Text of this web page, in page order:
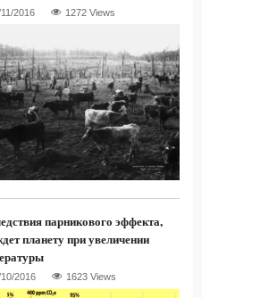
1272 Views
парникового эффекта,
планету при увеличении
1623 Views